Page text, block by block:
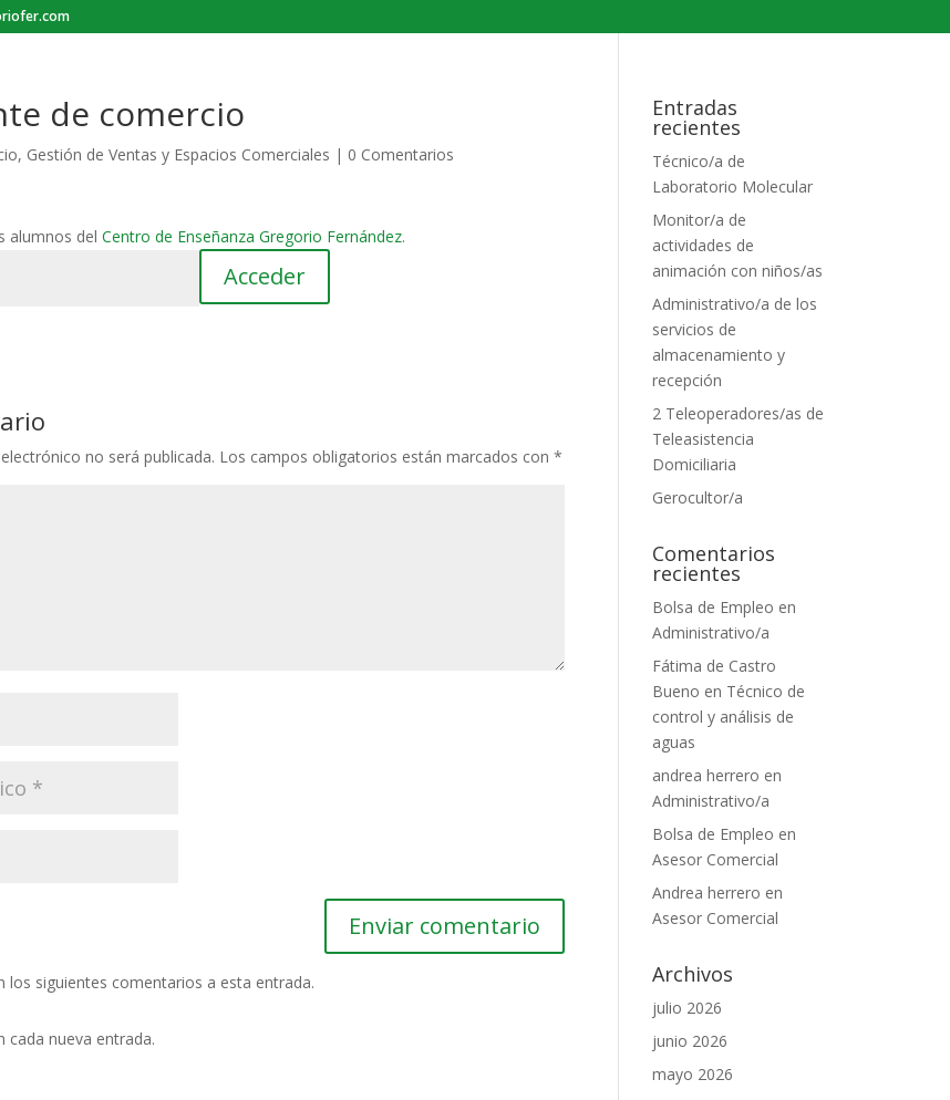
de comercio
, Gestión de Ventas y Espacios Comerciales | 0 Comentarios
alumnos del Centro de Enseñanza Gregorio Fernández.
no será publicada. Los campos obligatorios están marcados con *
los siguientes comentarios a esta entrada.
cada nueva entrada.
Entradas
recientes
Técnico/a de
Laboratorio Molecular
Monitor/a de
actividades de
animación con niños/as
Administrativo/a de los
servicios de
almacenamiento y
recepción
2 Teleoperadores/as de
Teleasistencia
Domiciliaria
Gerocultor/a
Comentarios
recientes
Bolsa de Empleo en
Administrativo/a
Fátima de Castro
Bueno en Técnico de
control y análisis de
aguas
andrea herrero en
Administrativo/a
Bolsa de Empleo en
Asesor Comercial
Andrea herrero en
Asesor Comercial
Archivos
julio 2026
junio 2026
mayo 2026